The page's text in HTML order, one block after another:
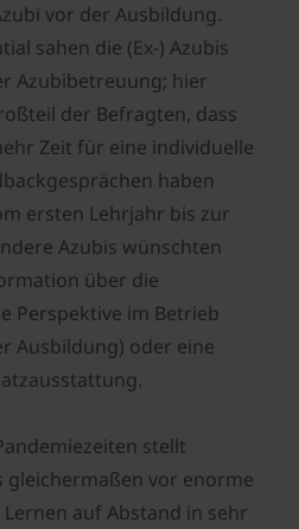
vor der Ausbildung.
sahen die (Ex-) Azubis
Azubibetreuung; hier
der Befragten, dass
Zeit für eine individuelle
haben
ersten Lehrjahr bis zur
Azubis wünschten
über die
Perspektive im Betrieb
Ausbildung) oder eine
stellt
gleichermaßen vor enorme
auf Abstand in sehr